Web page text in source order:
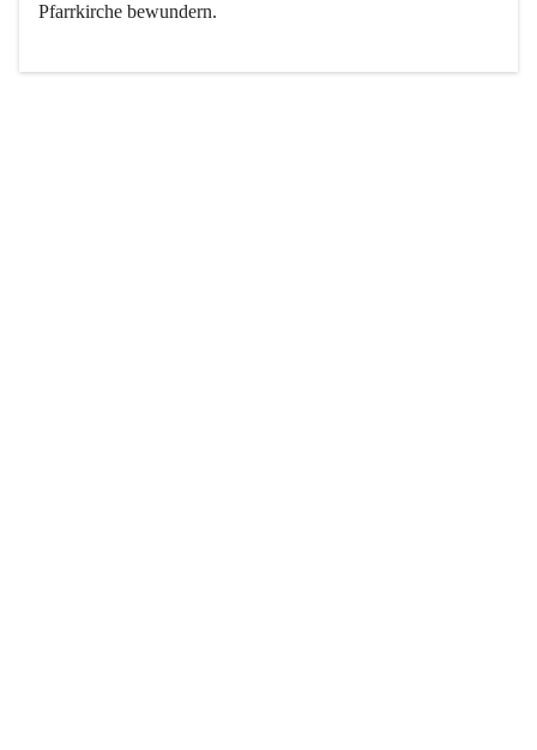
Pfarrkirche bewundern.
Der Weinbau dominert heute nicht mehr, ist aber integrativer